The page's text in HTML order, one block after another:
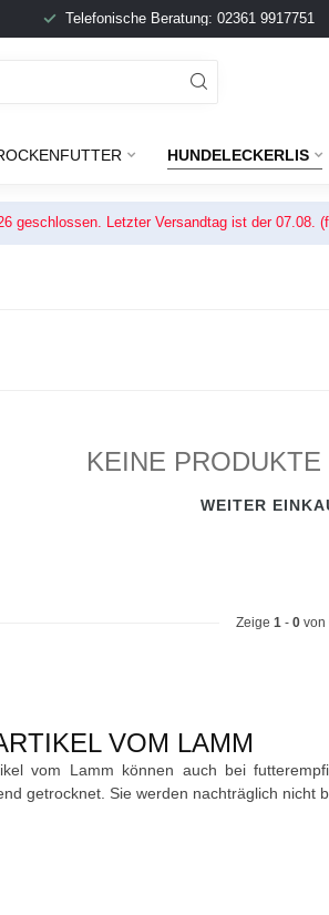
Telefonische Beratung: 02361 9917751
HUNDELECKERLIS
geschlossen. Letzter Versandtag ist der
KEINE
WEITER
Zeige 1 - 0von
VOM LAMM
vom Lamm können auch bei
getrocknet. Sie werden nachträglich nicht